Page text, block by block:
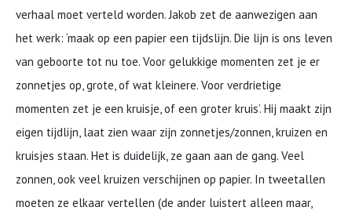
verhaal moet verteld worden. Jakob zet de aanwezigen aan
het werk: ‘maak op een papier een tijdslijn. Die lijn is ons leven
van geboorte tot nu toe. Voor gelukkige momenten zet je er
zonnetjes op, grote, of wat kleinere. Voor verdrietige
momenten zet je een kruisje, of een groter kruis’. Hij maakt zijn
eigen tijdlijn, laat zien waar zijn zonnetjes/zonnen, kruizen en
kruisjes staan. Het is duidelijk, ze gaan aan de gang. Veel
zonnen, ook veel kruizen verschijnen op papier. In tweetallen
moeten ze elkaar vertellen (de ander luistert alleen maar,